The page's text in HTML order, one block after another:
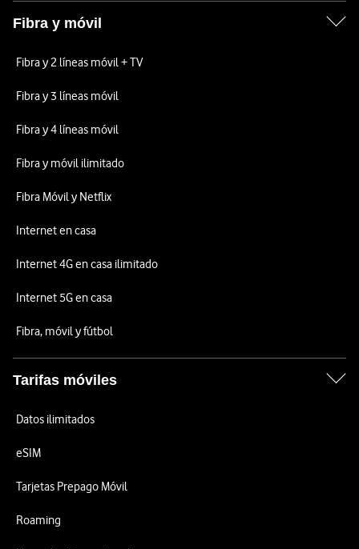
Fibra y móvil
Fibra y 2 líneas móvil + TV
Fibra y 3 líneas móvil
Fibra y 4 líneas móvil
Fibra y móvil ilimitado
Fibra Móvil y Netflix
Internet en casa
Internet 4G en casa ilimitado
Internet 5G en casa
Fibra, móvil y fútbol
Tarifas móviles
Datos ilimitados
eSIM
Tarjetas Prepago Móvil
Roaming